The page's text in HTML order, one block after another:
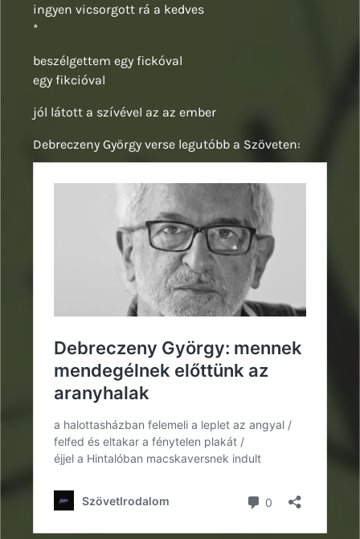
ingyen vicsorgott rá a kedves
*
beszélgettem egy fickóval
egy fikcióval
jól látott a szívével az az ember
Debreczeny György verse legutóbb a Szöveten: